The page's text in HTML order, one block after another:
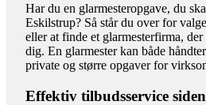
Har du en glarmesteropgave, du
Eskilstrup? Så står du over for
eller at finde et glarmesterfirma,
dig. En glarmester kan både
private og større opgaver for
Effektiv tilbudsservice